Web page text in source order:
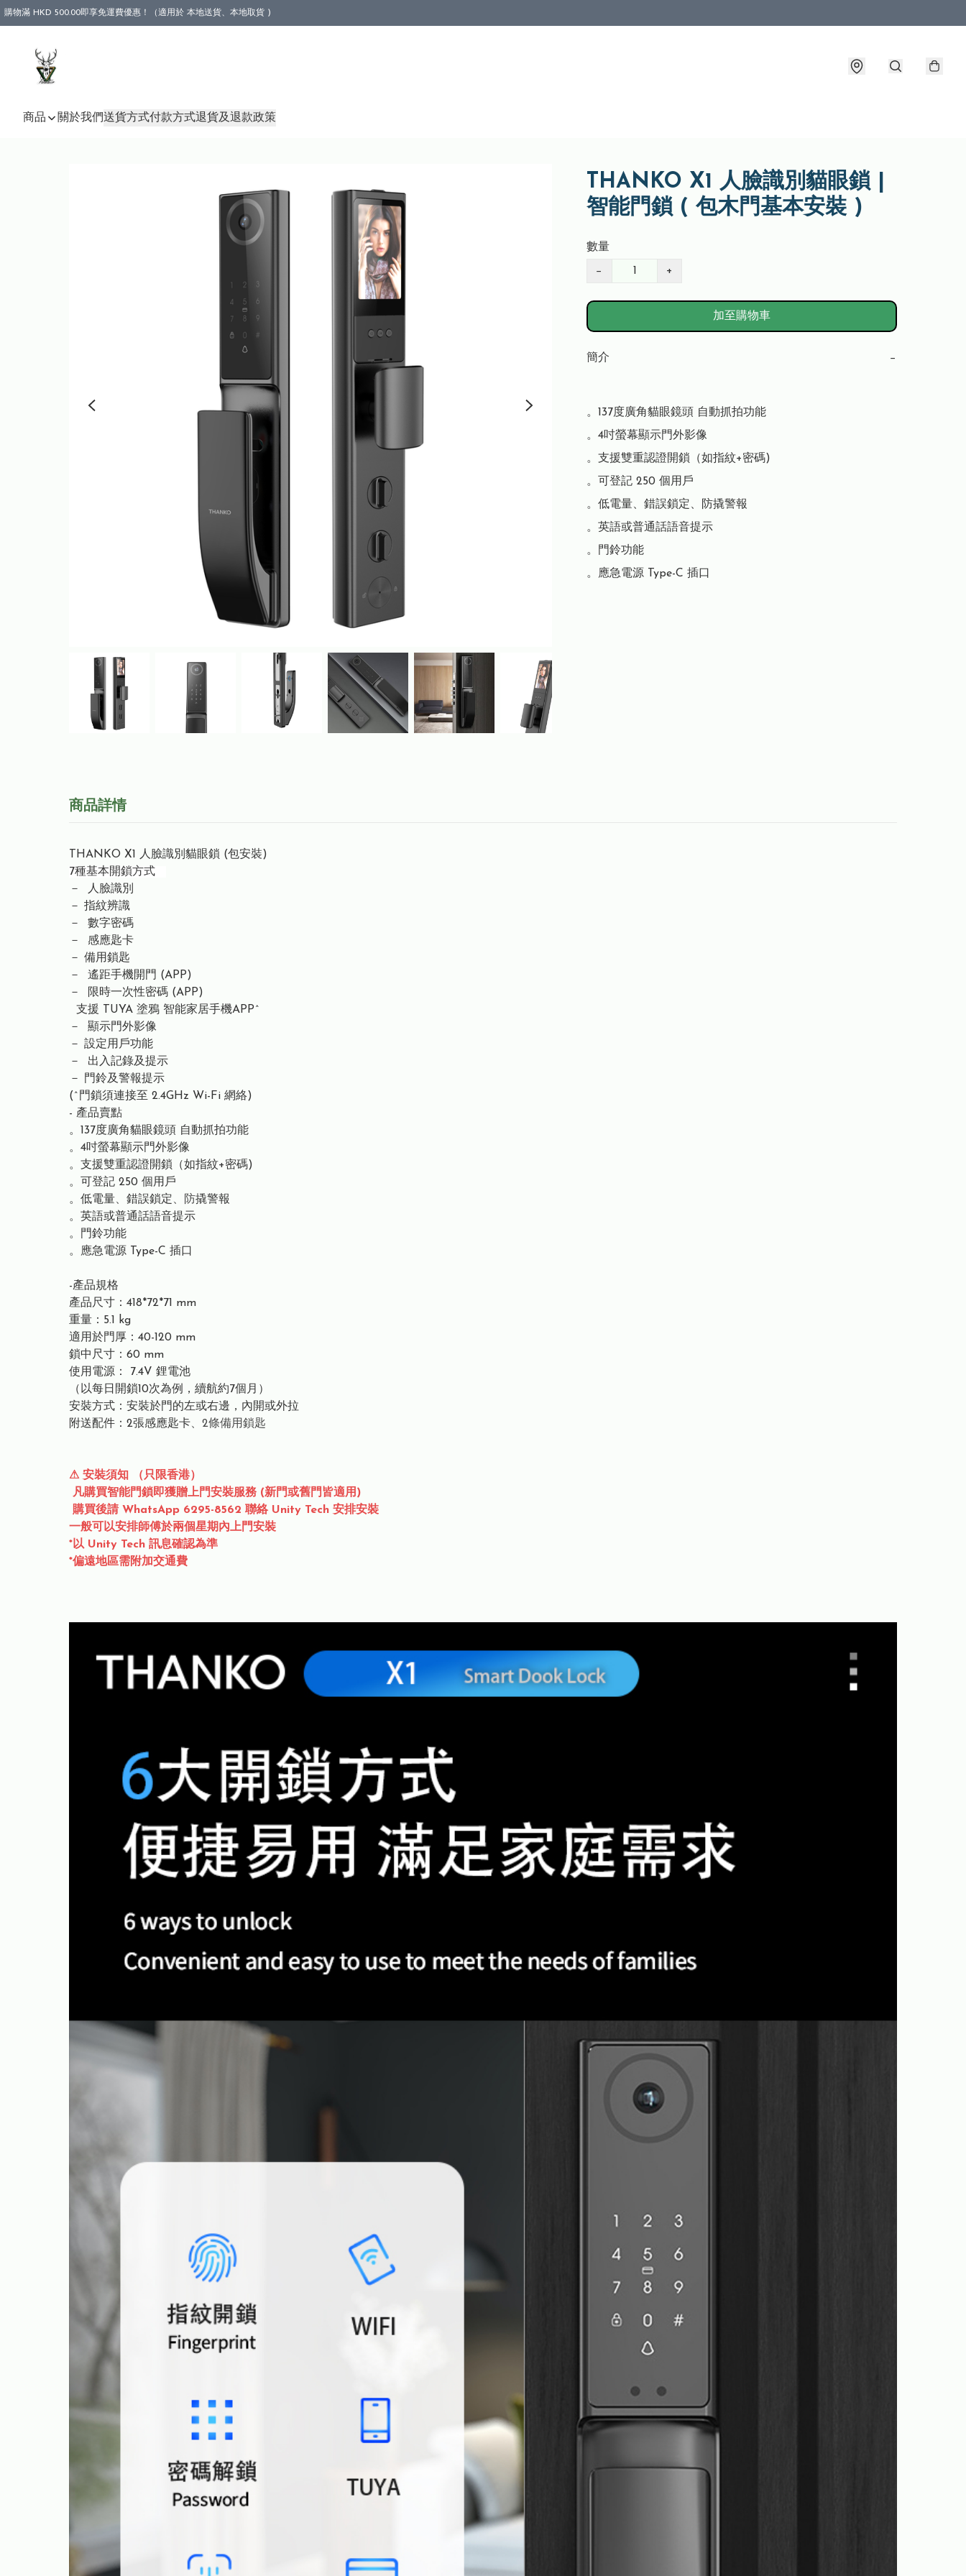
購物滿 HKD 500.00即享免運費優惠！（適用於 本地送貨、本地取貨 )
商品 關於我們送貨方式付款方式退貨及退款政策
THANKO X1 人臉識別貓眼鎖 |
智能門鎖 ( 包木門基本安裝 )
數量
− +
加至購物車
簡介 −
。137度廣角貓眼鏡頭 自動抓拍功能
。4吋螢幕顯示門外影像
。支援雙重認證開鎖（如指紋+密碼)
。可登記 250 個用戶
。低電量、錯誤鎖定、防撬警報
。英語或普通話語音提示
。門鈴功能
。應急電源 Type-C 插口
商品詳情
THANKO X1 人臉識別貓眼鎖 (包安裝)
7種基本開鎖方式
－ 人臉識別
－ 指紋辨識
－ 數字密碼
－ 感應匙卡
－ 備用鎖匙
－ 遙距手機開門 (APP)
－ 限時一次性密碼 (APP)
支援 TUYA 塗鴉 智能家居手機APP^
－ 顯示門外影像
－ 設定用戶功能
－ 出入記錄及提示
－ 門鈴及警報提示
(^門鎖須連接至 2.4GHz Wi-Fi 網絡)
- 產品賣點
。137度廣角貓眼鏡頭 自動抓拍功能
。4吋螢幕顯示門外影像
。支援雙重認證開鎖（如指紋+密碼)
。可登記 250 個用戶
。低電量、 錯誤鎖定、防撬警報
。英語或普通話語音提示
。門鈴功能
。應急電源 Type-C 插口
-產品規格
產品尺寸：418*72*71 mm
重量：5.1 kg
適用於門厚：40-120 mm
鎖中尺寸：60 mm
使用電源： 7.4V 鋰電池
（以每日開鎖10次為例，續航約7個月）
安裝方式：安裝於門的左或右邊，內開或外拉
附送配件：2張感應匙卡、2條備用鎖匙
⚠ 安裝須知 （只限香港）
凡購買智能門鎖即獲贈上門安裝服務 (新門或舊門皆適用)
購買後請 WhatsApp 6295-8562 聯絡 Unity Tech 安排安裝
一般可以安排師傅於兩個星期內上門安裝
*以 Unity Tech 訊息確認為準
*偏遠地區需附加交通費